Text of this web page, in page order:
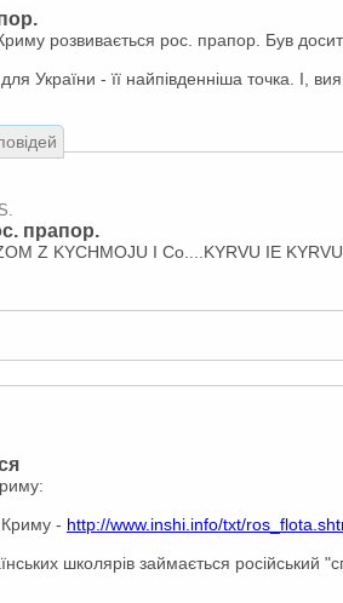
розвивається рос. прапор. Був
України - її найпівденніша точка. І,
прапор.
Z KYCHMOJU I Co....KYRVU IE
Криму - http://www.inshi.info/txt/
школярів займається російський